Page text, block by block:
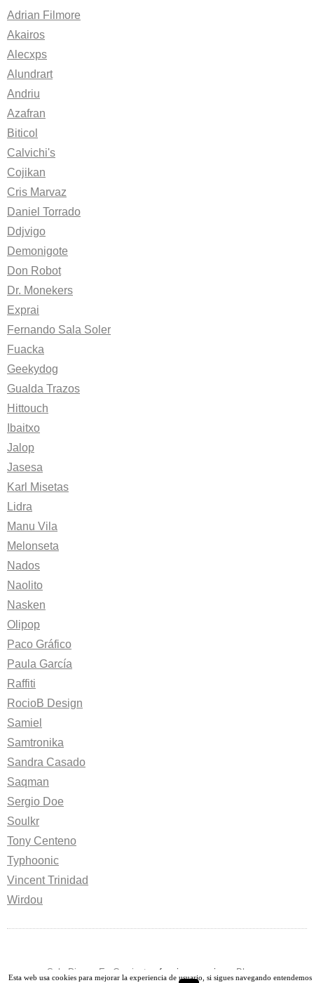
Adrian Filmore
Akairos
Alecxps
Alundrart
Andriu
Azafran
Biticol
Calvichi's
Cojikan
Cris Marvaz
Daniel Torrado
Ddjvigo
Demonigote
Don Robot
Dr. Monekers
Exprai
Fernando Sala Soler
Fuacka
Geekydog
Gualda Trazos
Hittouch
Ibaitxo
Jalop
Jasesa
Karl Misetas
Lidra
Manu Vila
Melonseta
Nados
Naolito
Nasken
Olipop
Paco Gráfico
Paula García
Raffiti
RocioB Design
Samiel
Samtronika
Sandra Casado
Saqman
Sergio Doe
Soulkr
Tony Centeno
Typhoonic
Vincent Trinidad
Wirdou
Solo Pienso En Camisetas funciona gracias a Blogger
Esta web usa cookies para mejorar la experiencia de usuario, si sigues navegando entendemos